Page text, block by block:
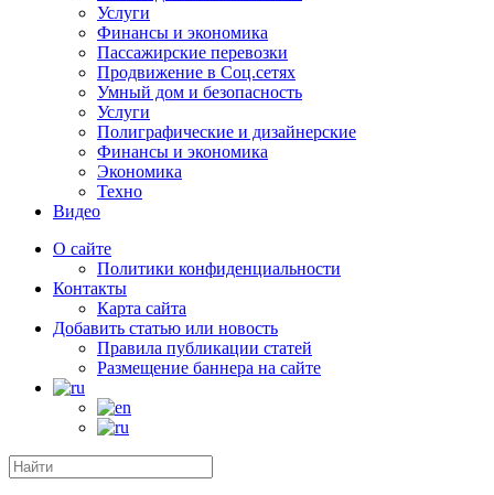
Услуги
Финансы и экономика
Пассажирские перевозки
Продвижение в Соц.сетях
Умный дом и безопасность
Услуги
Полиграфические и дизайнерские
Финансы и экономика
Экономика
Техно
Видео
О сайте
Политики конфиденциальности
Контакты
Карта сайта
Добавить статью или новость
Правила публикации статей
Размещение баннера на сайте